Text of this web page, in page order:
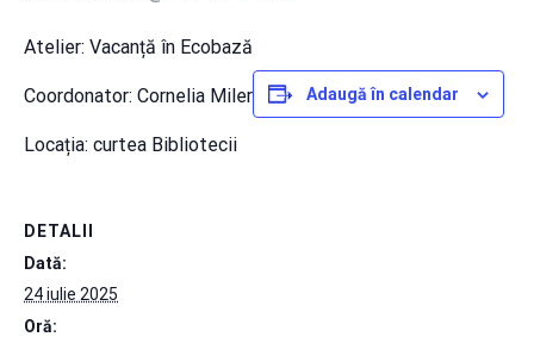
Atelier: Vacanță în Ecobază
Coordonator: Cornelia Miler
Locația: curtea Bibliotecii
Adaugă în calendar
DETALII
Dată:
24 iulie 2025
Oră: